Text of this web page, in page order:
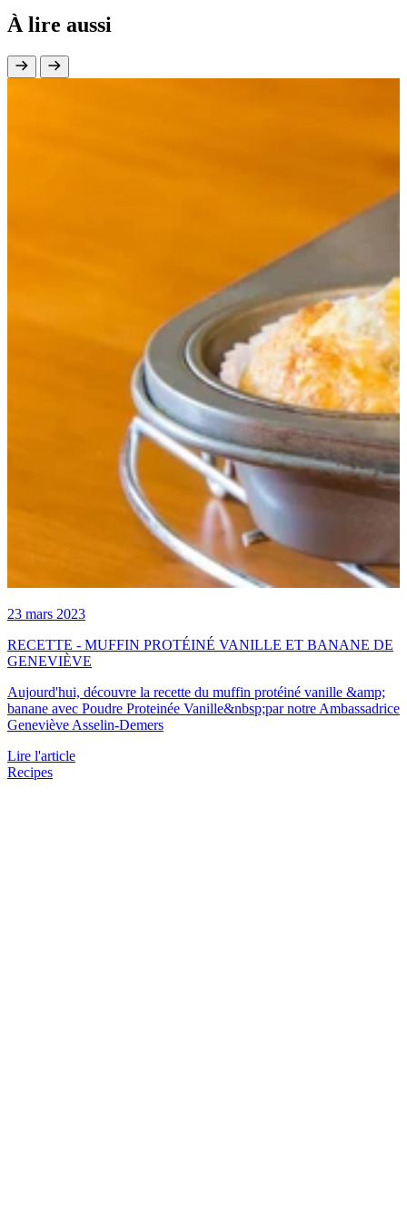
À lire aussi
23 mars 2023
RECETTE - MUFFIN PROTÉINÉ VANILLE ET BANANE DE
GENEVIÈVE
Aujourd'hui, découvre la recette du muffin protéiné vanille &amp;
banane avec Poudre Proteinée Vanille&nbsp;par notre Ambassadrice
Geneviève Asselin-Demers
Lire l'article
Recipes